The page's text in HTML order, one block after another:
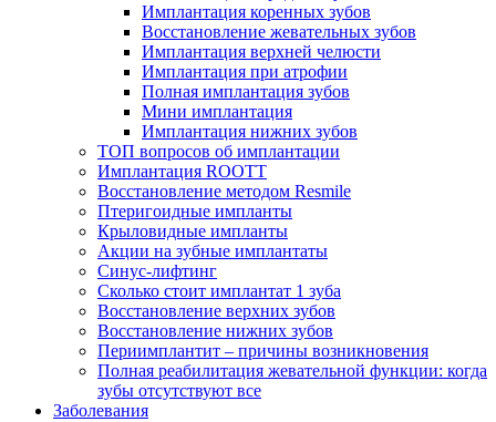
Имплантация коренных зубов
Восстановление жевательных зубов
Имплантация верхней челюсти
Имплантация при атрофии
Полная имплантация зубов
Мини имплантация
Имплантация нижних зубов
ТОП вопросов об имплантации
Имплантация ROOTT
Восстановление методом Resmile
Птеригоидные импланты
Крыловидные импланты
Акции на зубные имплантаты
Синус-лифтинг
Сколько стоит имплантат 1 зуба
Восстановление верхних зубов
Восстановление нижних зубов
Периимплантит – причины возникновения
Полная реабилитация жевательной функции: когда
зубы отсутствуют все
Заболевания